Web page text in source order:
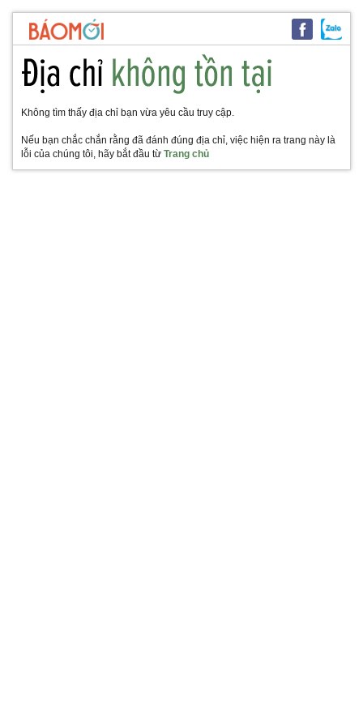
Không tìm thấy địa chỉ bạn vừa yêu cầu truy cập.
Nếu bạn chắc chắn rằng đã đánh đúng địa chỉ, việc hiện ra trang này là
lỗi của chúng tôi, hãy bắt đầu từ Trang chủ